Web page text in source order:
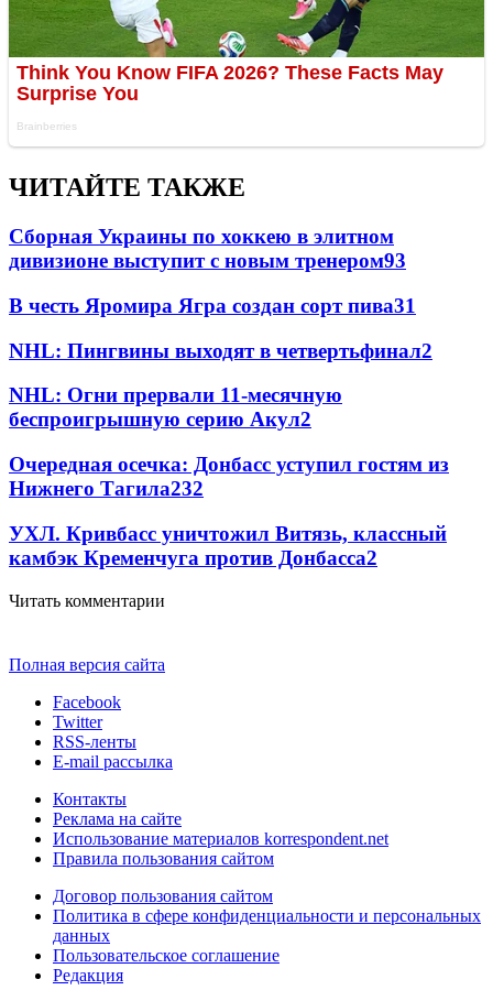
ЧИТАЙТЕ ТАКЖЕ
Сборная Украины по хоккею в элитном
дивизионе выступит с новым тренером93
В честь Яромира Ягра создан сорт пива31
NHL: Пингвины выходят в четвертьфинал2
NHL: Огни прервали 11-месячную
беспроигрышную серию Акул2
Очередная осечка: Донбасс уступил гостям из
Нижнего Тагила232
УХЛ. Кривбасс уничтожил Витязь, классный
камбэк Кременчуга против Донбасса2
Читать комментарии
Полная версия сайта
Facebook
Twitter
RSS-ленты
E-mail рассылка
Контакты
Реклама на сайте
Использование материалов korrespondent.net
Правила пользования сайтом
Договор пользования сайтом
Политика в сфере конфиденциальности и персональных
данных
Пользовательское соглашение
Редакция